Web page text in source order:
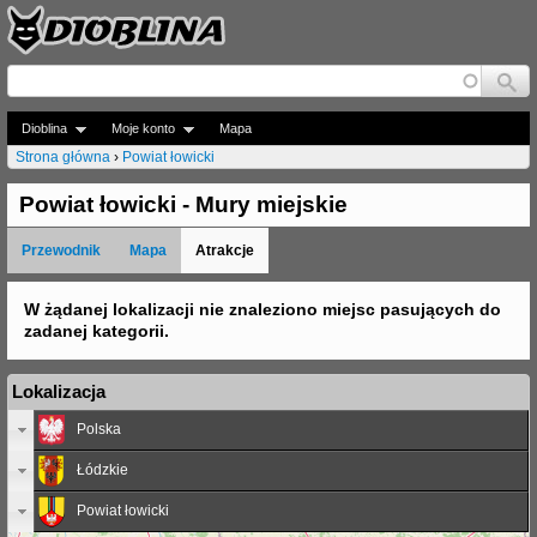
Jump to navigation
Dioblina Moje konto Mapa
J
e
s
e
ś
t
a
Strona główna › Powiat łowicki
Powiat łowicki - Mury miejskie
Przewodnik Mapa Atrakcje
W żądanej lokalizacji nie znaleziono miejsc pasujących do
zadanej kategorii.
Lokalizacja
Polska
Łódzkie
Powiat łowicki